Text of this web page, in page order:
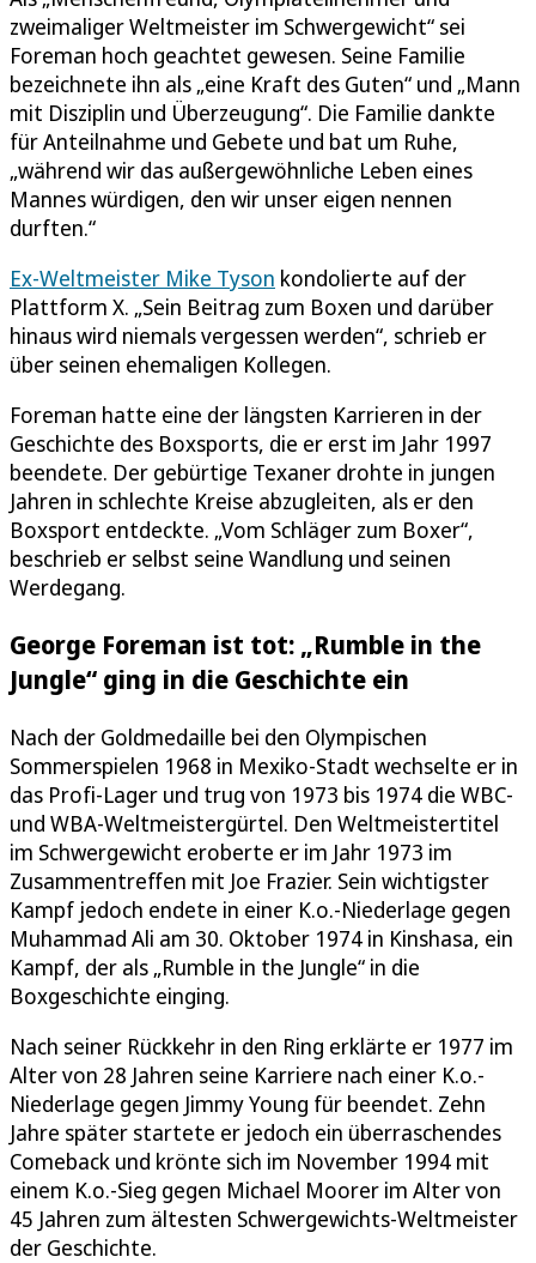
zweimaliger Weltmeister im Schwergewicht“ sei
Foreman hoch geachtet gewesen. Seine Familie
bezeichnete ihn als „eine Kraft des Guten“ und „Mann
mit Disziplin und Überzeugung“. Die Familie dankte
für Anteilnahme und Gebete und bat um Ruhe,
„während wir das außergewöhnliche Leben eines
Mannes würdigen, den wir unser eigen nennen
durften.“
Ex-Weltmeister Mike Tyson kondolierte auf der
Plattform X. „Sein Beitrag zum Boxen und darüber
hinaus wird niemals vergessen werden“, schrieb er
über seinen ehemaligen Kollegen.
Foreman hatte eine der längsten Karrieren in der
Geschichte des Boxsports, die er erst im Jahr 1997
beendete. Der gebürtige Texaner drohte in jungen
Jahren in schlechte Kreise abzugleiten, als er den
Boxsport entdeckte. „Vom Schläger zum Boxer“,
beschrieb er selbst seine Wandlung und seinen
Werdegang.
George Foreman ist tot: „Rumble in the
Jungle“ ging in die Geschichte ein
Nach der Goldmedaille bei den Olympischen
Sommerspielen 1968 in Mexiko-Stadt wechselte er in
das Profi-Lager und trug von 1973 bis 1974 die WBC-
und WBA-Weltmeistergürtel. Den Weltmeistertitel
im Schwergewicht eroberte er im Jahr 1973 im
Zusammentreffen mit Joe Frazier. Sein wichtigster
Kampf jedoch endete in einer K.o.-Niederlage gegen
Muhammad Ali am 30. Oktober 1974 in Kinshasa, ein
Kampf, der als „Rumble in the Jungle“ in die
Boxgeschichte einging.
Nach seiner Rückkehr in den Ring erklärte er 1977 im
Alter von 28 Jahren seine Karriere nach einer K.o.-
Niederlage gegen Jimmy Young für beendet. Zehn
Jahre später startete er jedoch ein überraschendes
Comeback und krönte sich im November 1994 mit
einem K.o.-Sieg gegen Michael Moorer im Alter von
45 Jahren zum ältesten Schwergewichts-Weltmeister
der Geschichte.